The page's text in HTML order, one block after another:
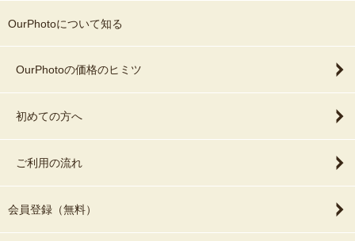
OurPhotoについて知る
OurPhotoの価格のヒミツ
初めての方へ
ご利用の流れ
会員登録（無料）